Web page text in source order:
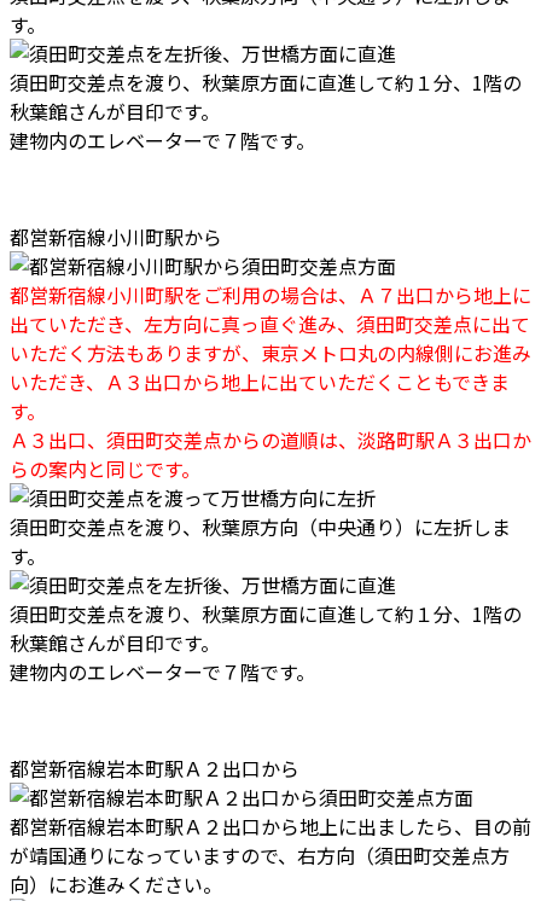
す。
須田町交差点を渡り、秋葉原方面に直進して約１分、1階の
秋葉館さんが目印です。
建物内のエレベーターで７階です。
都営新宿線小川町駅から
都営新宿線小川町駅をご利用の場合は、Ａ７出口から地上に
出ていただき、左方向に真っ直ぐ進み、須田町交差点に出て
いただく方法もありますが、東京メトロ丸の内線側にお進み
いただき、Ａ３出口から地上に出ていただくこともできま
す。
Ａ３出口、須田町交差点からの道順は、淡路町駅Ａ３出口か
らの案内と同じです。
須田町交差点を渡り、秋葉原方向（中央通り）に左折しま
す。
須田町交差点を渡り、秋葉原方面に直進して約１分、1階の
秋葉館さんが目印です。
建物内のエレベーターで７階です。
都営新宿線岩本町駅Ａ２出口から
都営新宿線岩本町駅Ａ２出口から地上に出ましたら、目の前
が靖国通りになっていますので、右方向（須田町交差点方
向）にお進みください。